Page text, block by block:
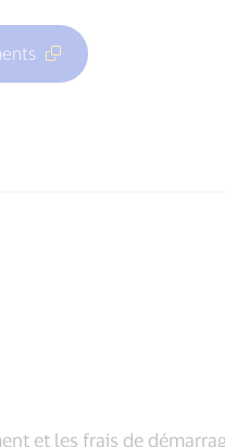
et les frais de